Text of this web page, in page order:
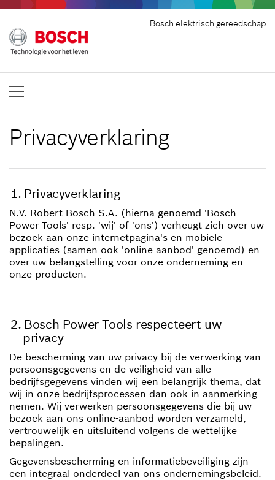
Bosch elektrisch gereedschap
Privacyverklaring
Privacyverklaring
N.V. Robert Bosch S.A. (hierna genoemd 'Bosch
Power Tools' resp. 'wij' of 'ons') verheugt zich over uw
bezoek aan onze internetpagina's en mobiele
applicaties (samen ook 'online-aanbod' genoemd) en
over uw belangstelling voor onze onderneming en
onze producten.
Bosch Power Tools respecteert uw
privacy
De bescherming van uw privacy bij de verwerking van
persoonsgegevens en de veiligheid van alle
bedrijfsgegevens vinden wij een belangrijk thema, dat
wij in onze bedrijfsprocessen dan ook in aanmerking
nemen. Wij verwerken persoonsgegevens die bij uw
bezoek aan ons online-aanbod worden verzameld,
vertrouwelijk en uitsluitend volgens de wettelijke
bepalingen.
Gegevensbescherming en informatiebeveiliging zijn
een integraal onderdeel van ons ondernemingsbeleid.